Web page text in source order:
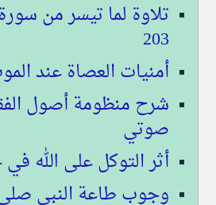
203
أمنيات العصاة عند
شرح منظومة أصول
صوتي
أثر التوكل على الله
وجوب طاعة النبي صلى